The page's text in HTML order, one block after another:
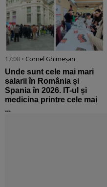
17:00 • Cornel Ghimeșan
Unde sunt cele mai mari
salarii în România și
Spania în 2026. IT-ul și
medicina printre cele mai
...